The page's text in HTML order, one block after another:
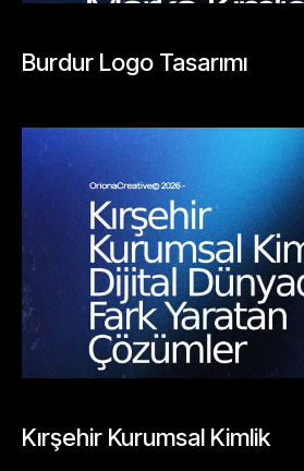
Burdur Logo Tasarımı
Kırşehir Kurumsal Kimlik